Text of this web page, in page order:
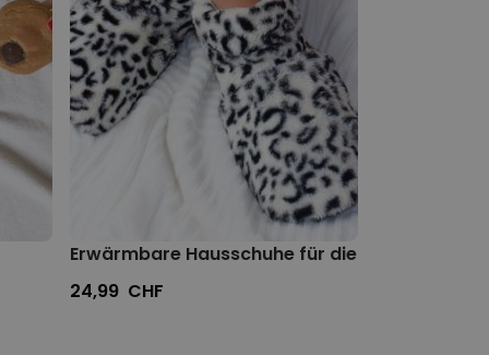
Erwärmbare Hausschuhe für die Mikrowelle
24,99 CHF